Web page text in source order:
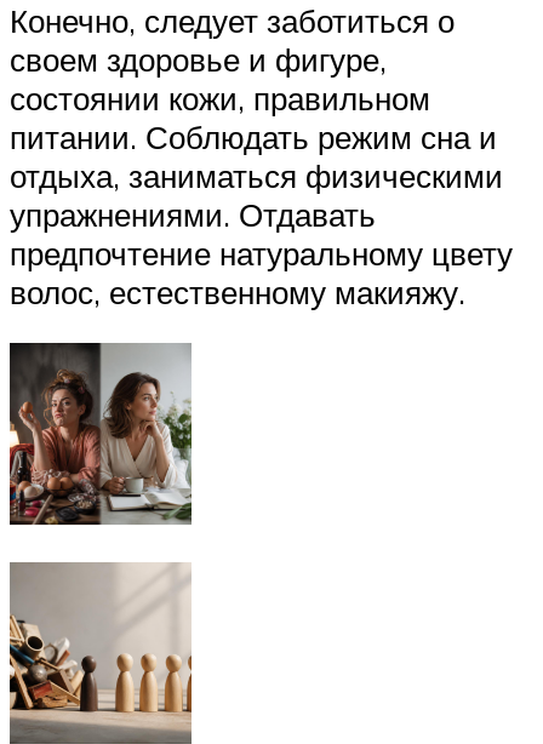
Конечно, следует заботиться о
своем здоровье и фигуре,
состоянии кожи, правильном
питании. Соблюдать режим сна и
отдыха, заниматься физическими
упражнениями. Отдавать
предпочтение натуральному цвету
волос, естественному макияжу.